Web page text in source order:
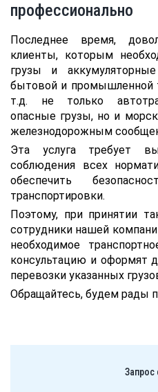
профессионально
Последнее время,
клиенты, которым
грузы и
бытовой и промышленной
т.д. не только
опасные грузы, но и
железнодорожным
Эта услуга требует
соблюдения всех
обеспечить
транспортировки.
Поэтому, при принятии
сотрудники нашей
необходимое
консультацию и оформят
перевозки указанных
Обращайтесь, будем рады
Запрос